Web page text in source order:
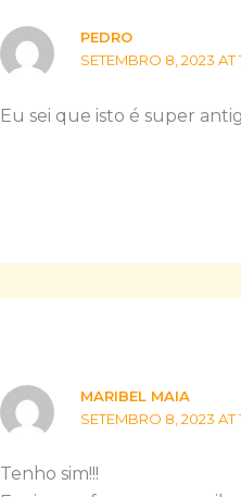
PEDRO
SETEMBRO 8, 2023 AT
Eu sei que isto é super
MARIBEL MAIA
SETEMBRO 8, 2023 AT
Tenho sim!!!